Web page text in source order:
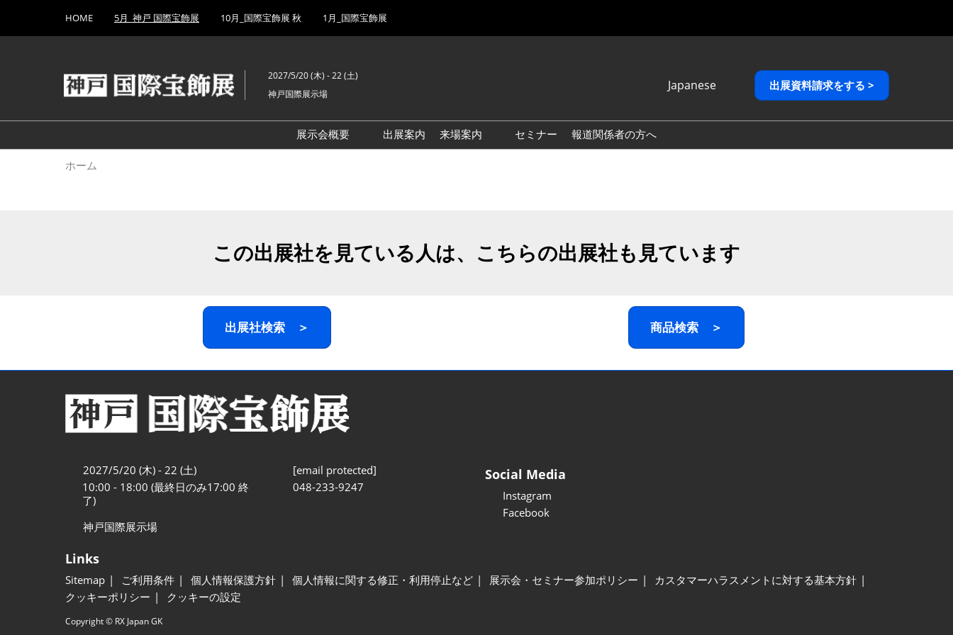
キ
し
て
to
HOME 5月_神戸 国際宝飾展 10月_国際宝飾展 秋 1月_国際宝飾展
2027/5/20 (木) - 22 (土)
神戸国際展示場
Japanese
English
繁體中文
出展資料請求をする >
展示会概要
出展案内
来場案内
セミナー 報道関係者の方へ
ホーム
この出展社を見ている人は、こちらの出展社も見ています
出展社検索 ＞ 商品検索 ＞
2027/5/20 (木) - 22 (土)
10:00 - 18:00 (最終日のみ17:00 終
了)
神戸国際展示場
[email protected]
048-233-9247
Social Media
Instagram
Facebook
Links
Sitemap ご利用条件 個人情報保護方針 個人情報に関する修正・利用停止など 展示会・セミナー参加ポリシー
カスタマーハラスメントに対する基本方針
クッキーポリシー
クッキーの設定
Copyright © RX Japan GK